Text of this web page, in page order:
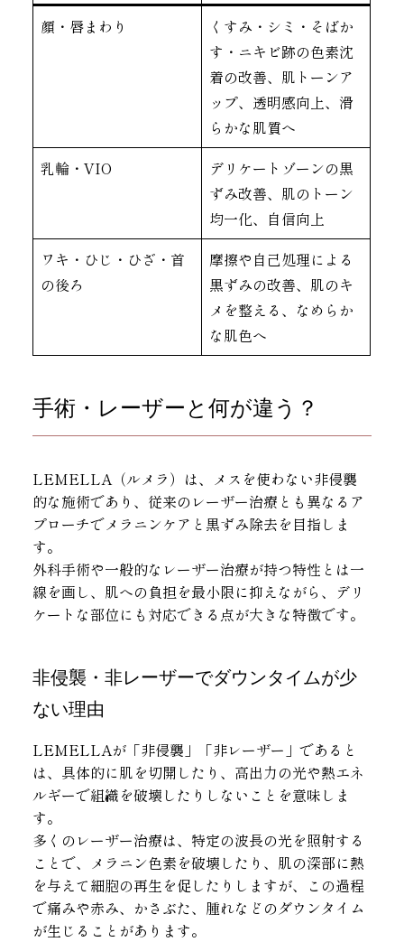
顔・唇まわり
くすみ・シミ・そばか
す・ニキビ跡の色素沈
着の改善、肌トーンア
ップ、透明感向上、滑
らかな肌質へ
乳輪・VIO
デリケートゾーンの黒
ずみ改善、肌のトーン
均一化、自信向上
ワキ・ひじ・ひざ・首
の後ろ
摩擦や自己処理による
黒ずみの改善、肌のキ
メを整える、なめらか
な肌色へ
手術・レーザーと何が違う？
LEMELLA（ルメラ）は、メスを使わない非侵襲
的な施術であり、従来のレーザー治療とも異なるア
プローチでメラニンケアと黒ずみ除去を目指しま
す。
外科手術や一般的なレーザー治療が持つ特性とは一
線を画し、肌への負担を最小限に抑えながら、デリ
ケートな部位にも対応できる点が大きな特徴です。
非侵襲・非レーザーでダウンタイムが少
ない理由
LEMELLAが「非侵襲」「非レーザー」であると
は、具体的に肌を切開したり、高出力の光や熱エネ
ルギーで組織を破壊したりしないことを意味しま
す。
多くのレーザー治療は、特定の波長の光を照射する
ことで、メラニン色素を破壊したり、肌の深部に熱
を与えて細胞の再生を促したりしますが、この過程
で痛みや赤み、かさぶた、腫れなどのダウンタイム
が生じることがあります。